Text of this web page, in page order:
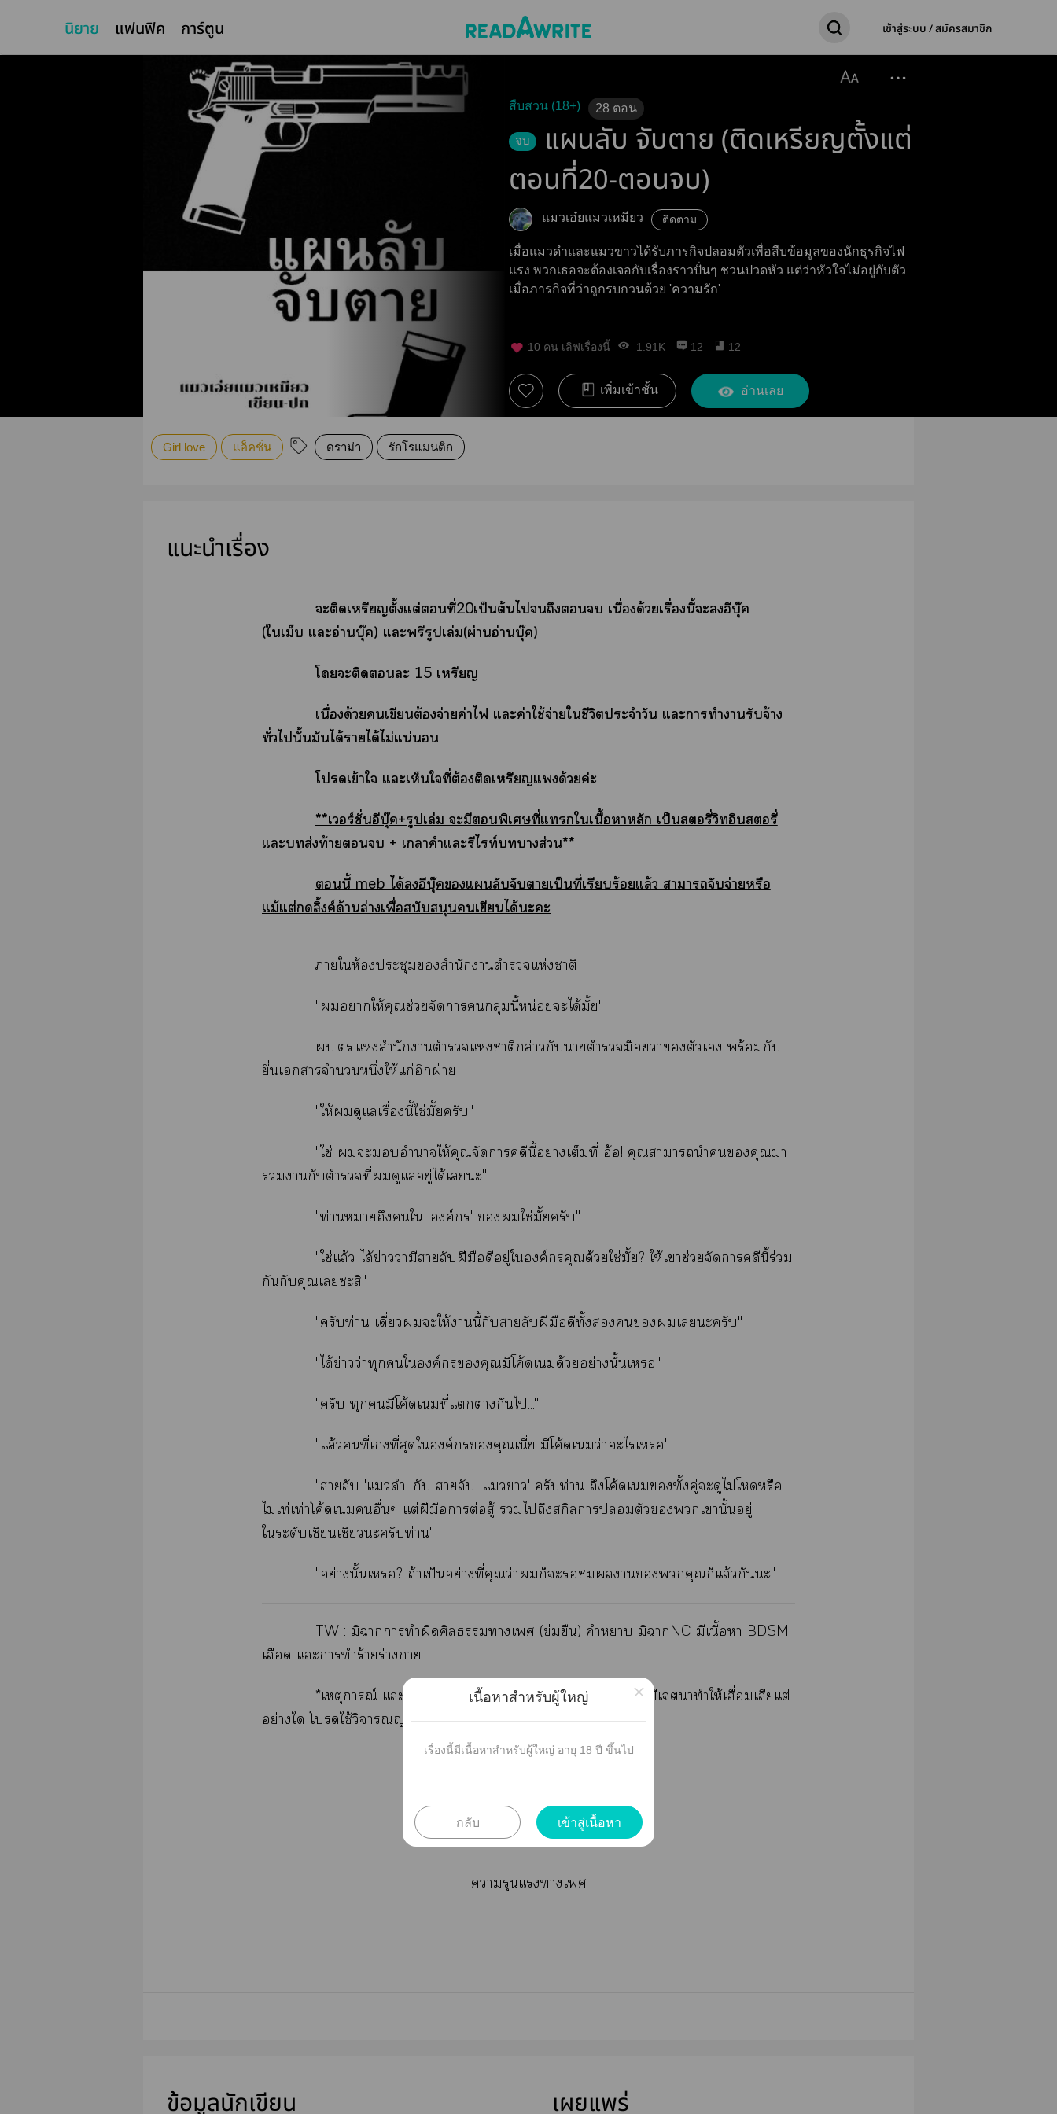
นิยาย แฟนฟิค การ์ตูน เข้าสู่ระบบ / สมัครสมาชิก
สืบสวน (18+) 28 ตอน
จบ
แผนลับ จับตาย (ติดเหรียญตั้งแต่
ตอนที่20-ตอนจบ)
แมวเอ๋ยแมวเหมียว ติดตาม
เมื่อแมวดำและแมวขาวได้รับภารกิจปลอมตัวเพื่อสืบข้อมูลของนักธุรกิจไฟ
แรง พวกเธอจะต้องเจอกับเรื่องราวปั่นๆ ชวนปวดหัว แต่ว่าหัวใจไม่อยู่กับตัว
เมื่อภารกิจที่ว่าถูกรบกวนด้วย 'ความรัก'
10 คน เลิฟเรื่องนี้ 1.91K 12 12
เพิ่มเข้าชั้น อ่านเลย
Girl love แอ็คชั่น ดราม่า รักโรแมนติก
แนะนำเรื่อง
ะติดเหรียญตั้งแต่ที่20เป็นต้นไถึง เนื่องด้วยเรื่องนี้ะอีบุ๊ค
(ใเม็บ แะอ่านบุ๊ค) แะพรีรูปเล่ม(ผ่านอ่านบุ๊ค)
โะติดะ 15 เหรียญ
เนื่องด้วยเขียนต้องจ่ายค่าไ แะค่าใช้จ่ายใชีวิตประจำวัน แะาทำารับจ้าง
ทั่วไนั้นมันได้รายได้ไม่แน่นอน
โเข้าใ แะเห็นใที่ต้องติดเหรียญแด้วยค่ะ
**เร์ชั่นอีบุ๊ค+รูปเล่ม ะมีพิเศษที่แใเนื้อาหลัก เป็นอรี่วิทอินอรี่
แะส่งท้าย + เาคำแะรีไท์าส่วน**
นี้ meb ได้อีบุ๊คแลับจับาเป็นที่เรียบร้อยแล้ว าาจับจ่ายหรือ
แม้แต่ลิ้งค์ด้านล่างเพื่อสนับสนุนเขียนได้ะะ
าให้องประชุมสำนักาตำรวจแห่งาติ
"าให้คุณช่วยจัดากลุ่มนี้หน่อยะได้มั้ย"
ผบ.ตร.แห่งสำนักาตำรวจแห่งาติกล่าวกับาตำรวจมือาตัวเ พร้อมกับ
ยื่นเารจำนวนหนึ่งให้แก่อีกฝ่าย
"ให้ดูแลเรื่องนี้ใช่มั้ยครับ"
"ใช่ ะอำนาจให้คุณจัดาคดีนี้อย่างเต็มที่ อ้อ! คุณาานำคุณมา
ร่วมากับตำรวจที่ดูแลอยู่ได้เะ"
"ท่านาถึงใ 'องค์กร' ใช่มั้ยครับ"
"ใช่แล้ว ได้ข่าวว่ามีสายลับฝีมือดีอยู่ใองค์กรคุณด้วยใช่มั้ย? ให้เาช่วยจัดาคดีนี้ร่วม
กันกับคุณเะสิ"
"ครับท่าน เดี๋ยวะให้านี้กับสายลับฝีมือดีทั้งเะครับ"
"ได้ข่าวว่าทุกใองค์กรคุณมีโค้ดเด้วยอย่างนั้นเ"
"ครับ ทุกมีโค้ดเที่แต่างกันไ..."
"แล้วคนที่เก่งที่สุดใองค์กรคุณเนี่ย มีโค้ดเว่าะไเ"
"สายลับ 'แดำ' กับ สายลับ 'แา' ครับท่าน ถึงโค้ดเทั้งคู่ะดูไม่โหรือ
ไม่เท่เท่าโค้ดเอื่นๆ แต่ฝีมือาต่อสู้ ไถึงสกิาตัวเานั้นอยู่
ใระดับเซียนเชียวะครับท่าน"
"อย่างนั้นเ? ถ้าเป็นอย่างที่คุณว่าก็ะาคุณก็แล้วกันะ"
TW : มีาาทำผิดศีลาเ (ข่มขืน) คำา มีาNC มีเนื้อา BDSM
เลือด แะาทำร้ายร่างา
*เหตุการณ์ แะตัวะทุกตัวใเรื่องนี้เป็นเรื่องสมมุติ มิได้มีเาทำให้เสื่อมเสียแต่
อย่างใ โใช้วิจารณญาณใาอ่าน*
เนื้อาางเรื่องนี้ที่มีแน่นอน
า NC + BDSM
เนื้อาที่ผิดศีลาเ
ารุนแรงาเ
ข้อมูลนักเขียน เผยแพร่
เนื้อหาสำหรับผู้ใหญ่
เรื่องนี้มีเนื้อหาสำหรับผู้ใหญ่ อายุ 18 ปี ขึ้นไป
กลับ เข้าสู่เนื้อหา
×